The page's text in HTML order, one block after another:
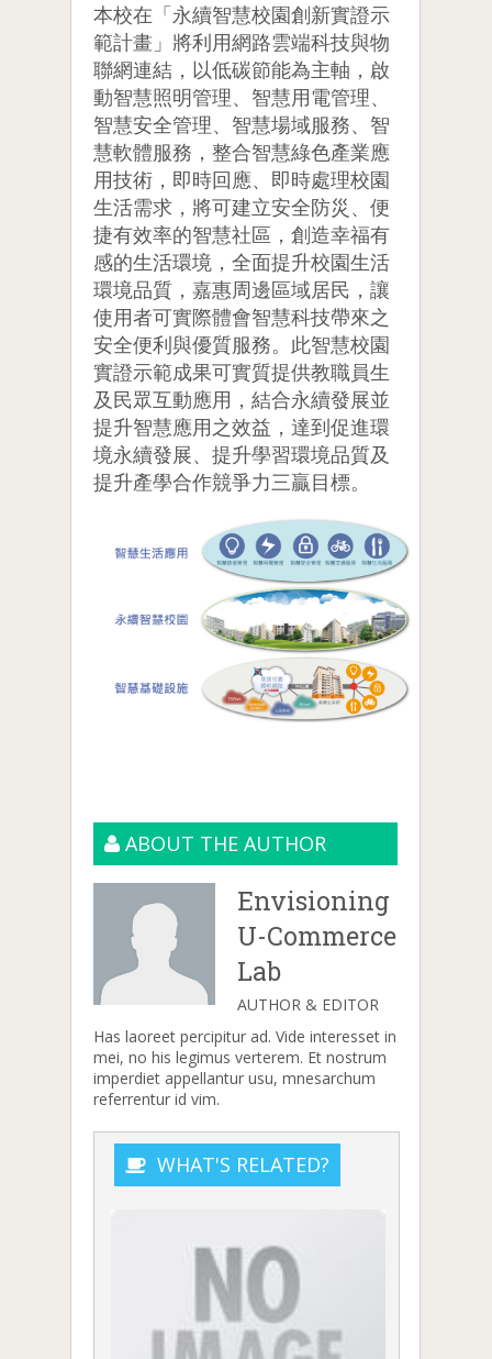
本校在「永續智慧校園創新實證示
範計畫」將利用網路雲端科技與物
聯網連結，以低碳節能為主軸，啟
動智慧照明管理、智慧用電管理、
智慧安全管理、智慧場域服務、智
慧軟體服務，整合智慧綠色產業應
用技術，即時回應、即時處理校園
生活需求，將可建立安全防災、便
捷有效率的智慧社區，創造幸福有
感的生活環境，全面提升校園生活
環境品質，嘉惠周邊區域居民，讓
使用者可實際體會智慧科技帶來之
安全便利與優質服務。此智慧校園
實證示範成果可實質提供教職員生
及民眾互動應用，結合永續發展並
提升智慧應用之效益，達到促進環
境永續發展、提升學習環境品質及
提升產學合作競爭力三贏目標。
ABOUT THE AUTHOR
Envisioning
U-Commerce
Lab
AUTHOR & EDITOR
Has laoreet percipitur ad. Vide interesset in
mei, no his legimus verterem. Et nostrum
imperdiet appellantur usu, mnesarchum
referrentur id vim.
WHAT'S RELATED?